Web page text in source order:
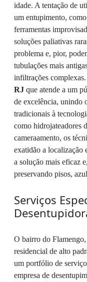
idade. A tentação de
um entupimento,
ferramentas
soluções paliativas
problema e, pior,
tubulações mais
infiltrações
RJ que atende a um
de excelência, unindo
tradicionais à
como hidrojateadores
cameraamento, os
exatidão a localização
a solução mais eficaz
preservando pisos,
Serviços
O bairro do
residencial de alto
um portfólio de
empresa de